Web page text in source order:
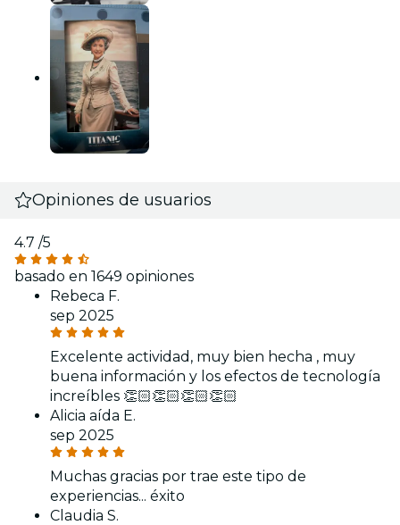
Opiniones de usuarios
4.7 /5
basado en 1649 opiniones
Rebeca F.
sep 2025
Excelente actividad, muy bien hecha , muy
buena información y los efectos de tecnología
increíbles 👏🏻👏🏻👏🏻👏🏻
Alicia aída E.
sep 2025
Muchas gracias por trae este tipo de
experiencias... éxito
Claudia S.